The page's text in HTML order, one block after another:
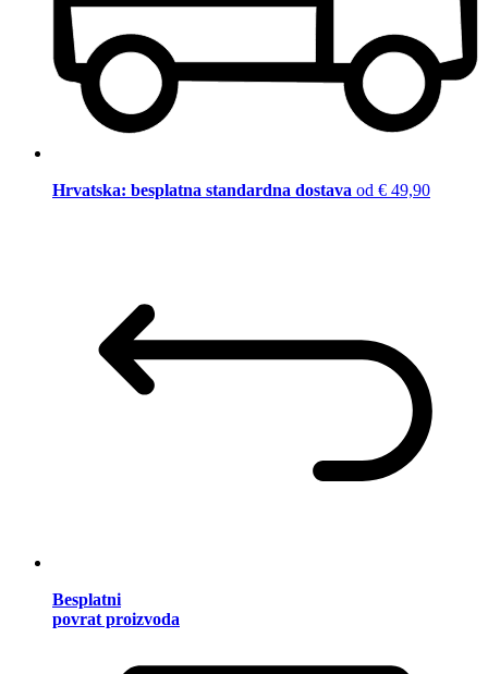
Hrvatska: besplatna standardna dostava od € 49,90
Besplatni
povrat proizvoda